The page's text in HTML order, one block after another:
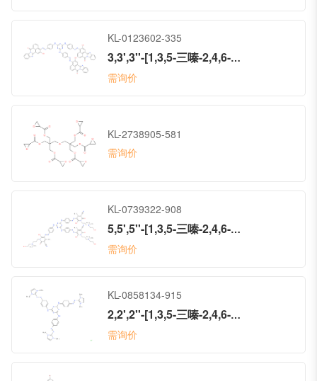
KL-0123602-335
3,3',3''-[1,3,5-三嗪-2,4,6-三基三(亚氨基-4,1-亚苯基偶氮)]三[2-羟基-7H-Benz咪唑并[2,1-a]苯并[de]异喹啉-7-酮
需询价
KL-2738905-581
需询价
KL-0739322-908
5,5',5''-[1,3,5-三嗪-2,4,6-三基三(亚氨基-4,1-亚苯基偶氮)]三[3-氰基-6-羟基-N-(2-羟基乙基)-N,N,4-三甲基-2-氧代-1(2H)--吡啶丙铵
需询价
KL-0858134-915
2,2',2''-[1,3,5-三嗪-2,4,6-三基三[亚氨基-4,1-亚苯基-(1E)-偶氮]]三[1,3-二甲基-1H-咪唑鎓 三氯化物
需询价